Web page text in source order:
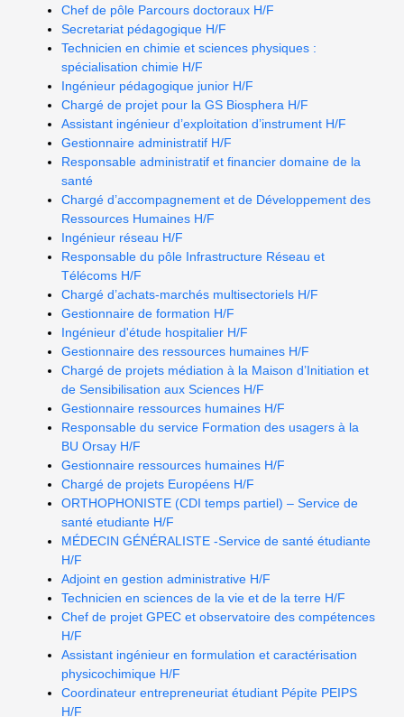
Chef de pôle Parcours doctoraux H/F
Secretariat pédagogique H/F
Technicien en chimie et sciences physiques :
spécialisation chimie H/F
Ingénieur pédagogique junior H/F
Chargé de projet pour la GS Biosphera H/F
Assistant ingénieur d’exploitation d’instrument H/F
Gestionnaire administratif H/F
Responsable administratif et financier domaine de la
santé
Chargé d’accompagnement et de Développement des
Ressources Humaines H/F
Ingénieur réseau H/F
Responsable du pôle Infrastructure Réseau et
Télécoms H/F
Chargé d’achats-marchés multisectoriels H/F
Gestionnaire de formation H/F
Ingénieur d'étude hospitalier H/F
Gestionnaire des ressources humaines H/F
Chargé de projets médiation à la Maison d’Initiation et
de Sensibilisation aux Sciences H/F
Gestionnaire ressources humaines H/F
Responsable du service Formation des usagers à la
BU Orsay H/F
Gestionnaire ressources humaines H/F
Chargé de projets Européens H/F
ORTHOPHONISTE (CDI temps partiel) – Service de
santé etudiante H/F
MÉDECIN GÉNÉRALISTE -Service de santé étudiante
H/F
Adjoint en gestion administrative H/F
Technicien en sciences de la vie et de la terre H/F
Chef de projet GPEC et observatoire des compétences
H/F
Assistant ingénieur en formulation et caractérisation
physicochimique H/F
Coordinateur entrepreneuriat étudiant Pépite PEIPS
H/F